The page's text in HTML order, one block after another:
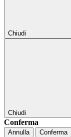
Chiudi
Chiudi
Conferma
Annulla Conferma